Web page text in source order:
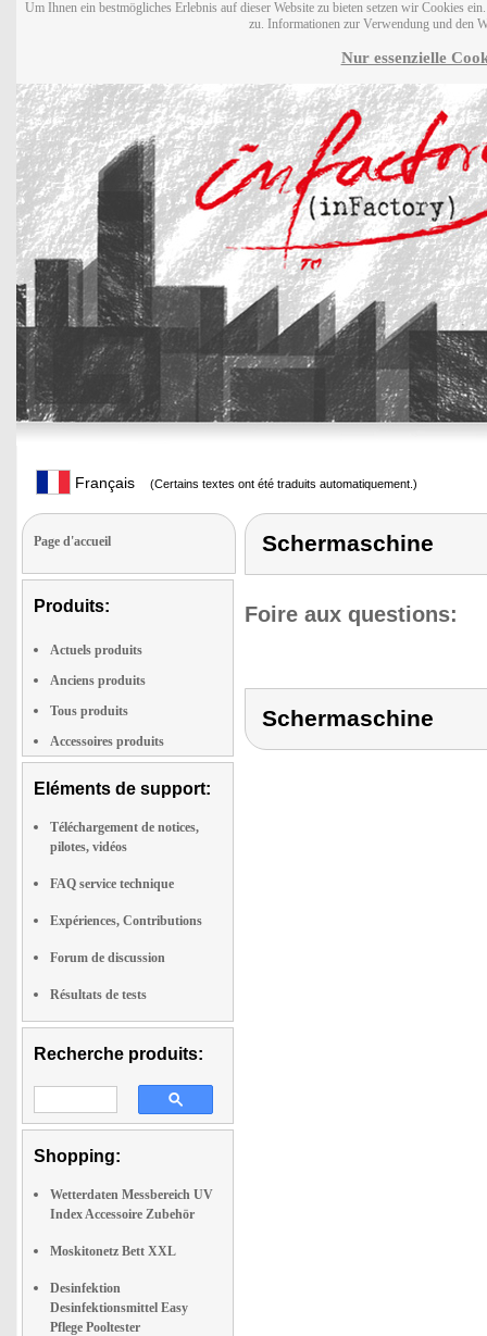
Um Ihnen ein bestmögliches Erlebnis auf dieser Website zu bieten setzen wir Cookies
zu. Informationen zur Verwendung und den
Nur essenzielle
Français (Certains textes ont été traduits automatiquement.)
Page d'accueil
Produits:
Actuels produits
Anciens produits
Tous produits
Accessoires produits
Eléments de support:
Téléchargement de notices,
pilotes, vidéos
FAQ service technique
Expériences, Contributions
Forum de discussion
Résultats de tests
Recherche produits:
Shopping:
Wetterdaten Messbereich UV
Index Accessoire Zubehör
Moskitonetz Bett XXL
Desinfektion
Desinfektionsmittel Easy
Pflege Pooltester
Schermaschine
Foire aux questions:
Schermaschine